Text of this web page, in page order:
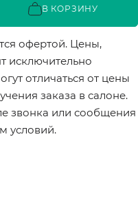
В КОРЗИНУ
офертой. Цены,
исключительно
отличаться от цены
заказа в салоне.
звонка или сообщения
условий.